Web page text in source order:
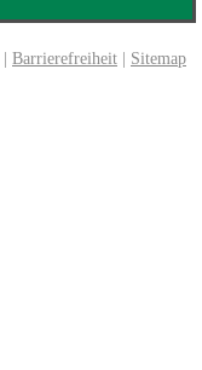
| Barrierefreiheit | Sitemap